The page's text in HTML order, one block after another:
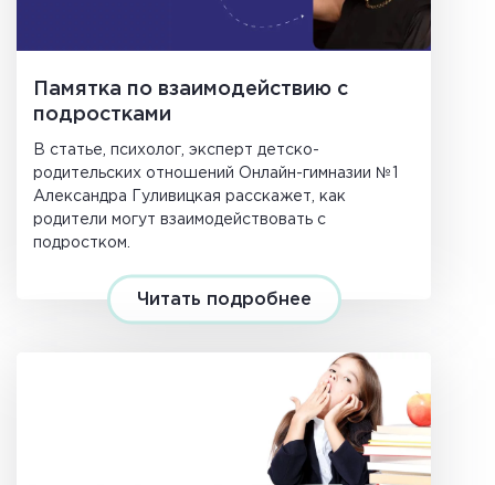
Памятка по взаимодействию с
подростками
В статье, психолог, эксперт детско-
родительских отношений Онлайн-гимназии №1
Александра Гуливицкая расскажет, как
родители могут взаимодействовать с
подростком.
Читать подробнее